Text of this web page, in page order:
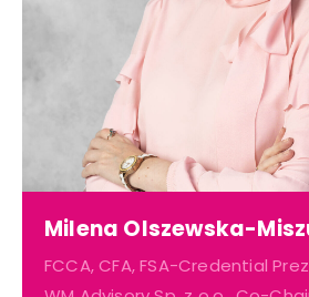
Milena Olszewska-
FCCA, CFA, FSA-Credential